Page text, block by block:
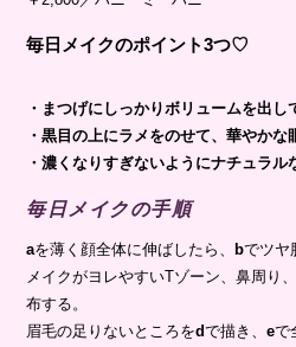
毎日メイクのポイント3つ♡
・まつげにしっかりボリュームを出し
・黒目の上にラメをのせて、華やかな
・濃くなりすぎないようにナチュラル
毎日メイクの手順
aを薄く顔全体に伸ばしたら、 bでツヤ
メイクがヨレやすいTゾーン、鼻周り
布する。
眉毛の足りないところをdで描き、eで